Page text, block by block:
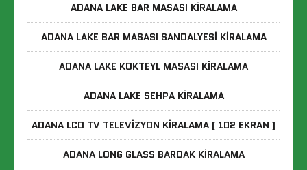
ADANA LAKE BAR MASASI KIRALAMA
ADANA LAKE BAR MASASI SANDALYESI KIRALAMA
ADANA LAKE KOKTEYL MASASI KIRALAMA
ADANA LAKE SEHPA KIRALAMA
ADANA LCD TV TELEVIZYON KIRALAMA ( 102 EKRAN )
ADANA LONG GLASS BARDAK KIRALAMA